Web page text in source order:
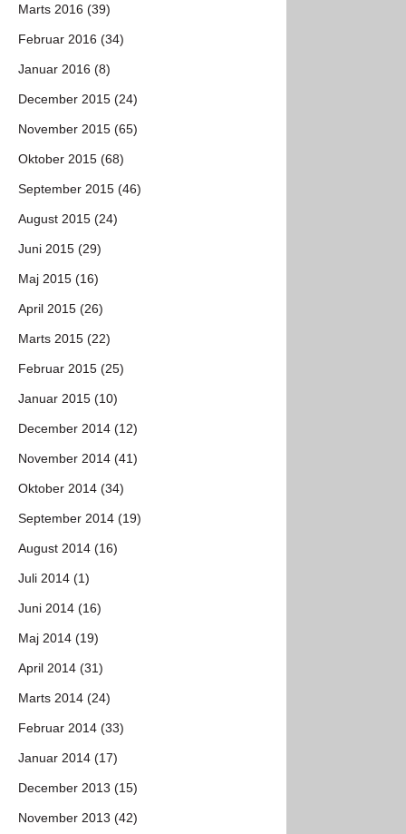
Marts 2016 (39)
Februar 2016 (34)
Januar 2016 (8)
December 2015 (24)
November 2015 (65)
Oktober 2015 (68)
September 2015 (46)
August 2015 (24)
Juni 2015 (29)
Maj 2015 (16)
April 2015 (26)
Marts 2015 (22)
Februar 2015 (25)
Januar 2015 (10)
December 2014 (12)
November 2014 (41)
Oktober 2014 (34)
September 2014 (19)
August 2014 (16)
Juli 2014 (1)
Juni 2014 (16)
Maj 2014 (19)
April 2014 (31)
Marts 2014 (24)
Februar 2014 (33)
Januar 2014 (17)
December 2013 (15)
November 2013 (42)